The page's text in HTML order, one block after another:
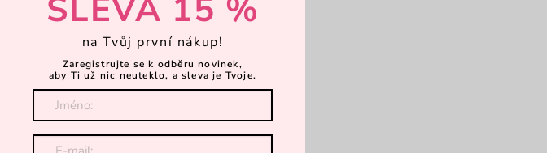
SLEVA 15 %
na Tvůj první nákup!
Zaregistrujte se k odběru novinek,
aby Ti už nic neuteklo, a sleva je Tvoje.